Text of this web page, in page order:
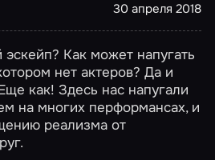
30 апреля 2018
Как может напугать
нет актеров? Да и
как! Здесь нас напугали
на многих перформансах, и
реализма от